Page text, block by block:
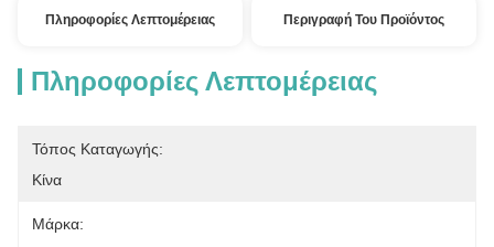
Πληροφορίες Λεπτομέρειας Περιγραφή Του Προϊόντος
Πληροφορίες Λεπτομέρειας
Τόπος Καταγωγής:
Κίνα
Μάρκα: